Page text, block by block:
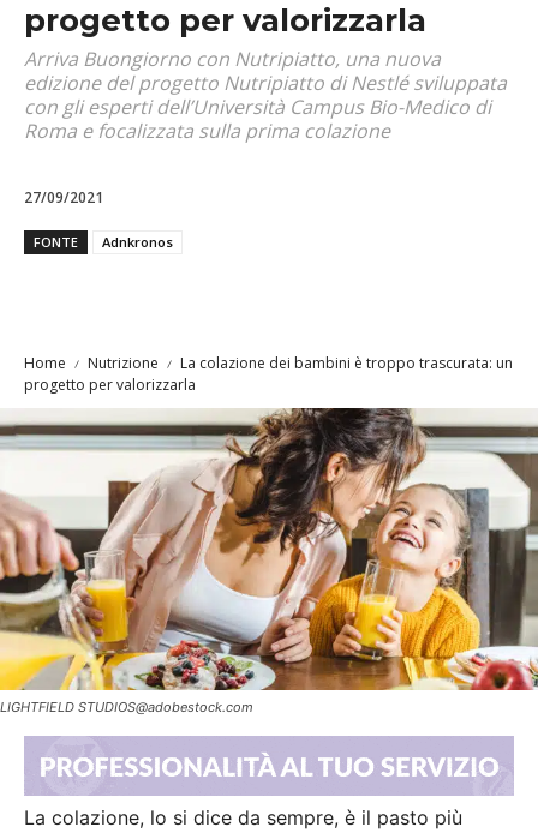
progetto per valorizzarla
Arriva Buongiorno con Nutripiatto, una nuova
edizione del progetto Nutripiatto di Nestlé sviluppata
con gli esperti dell’Università Campus Bio-Medico di
Roma e focalizzata sulla prima colazione
27/09/2021
FONTE Adnkronos
Home Nutrizione
La colazione dei bambini è troppo trascurata: un
progetto per valorizzarla
LIGHTFIELD STUDIOS@adobestock.com
La colazione, lo si dice da sempre, è il pasto più